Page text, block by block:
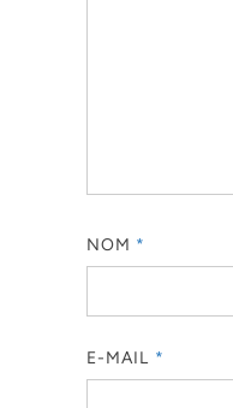
NOM *
E-MAIL *